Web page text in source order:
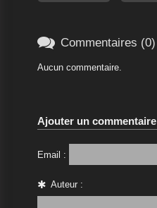
 Commentaires (0)
Aucun commentaire.
Ajouter un commentaire
Email :
Auteur :